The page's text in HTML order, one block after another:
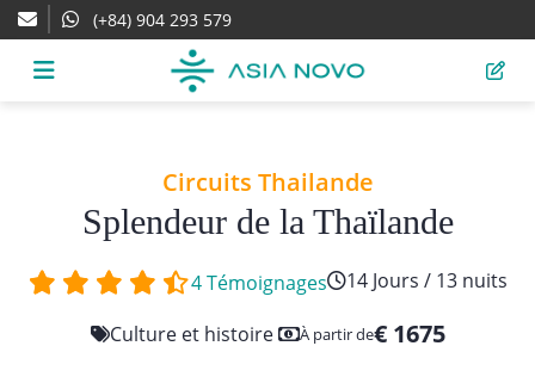
(+84) 904 293 579
Circuits Thailande
Splendeur de la Thaïlande
4 Témoignages 14 Jours / 13 nuits
Culture et histoire À partir de€ 1675